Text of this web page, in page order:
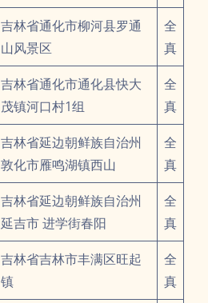
吉林省通化市柳河县罗通
山风景区
全
真
吉林省通化市通化县快大
茂镇河口村1组
全
真
吉林省延边朝鲜族自治州
敦化市雁鸣湖镇西山
全
真
吉林省延边朝鲜族自治州
延吉市 进学街春阳
全
真
吉林省吉林市丰满区旺起
镇
全
真